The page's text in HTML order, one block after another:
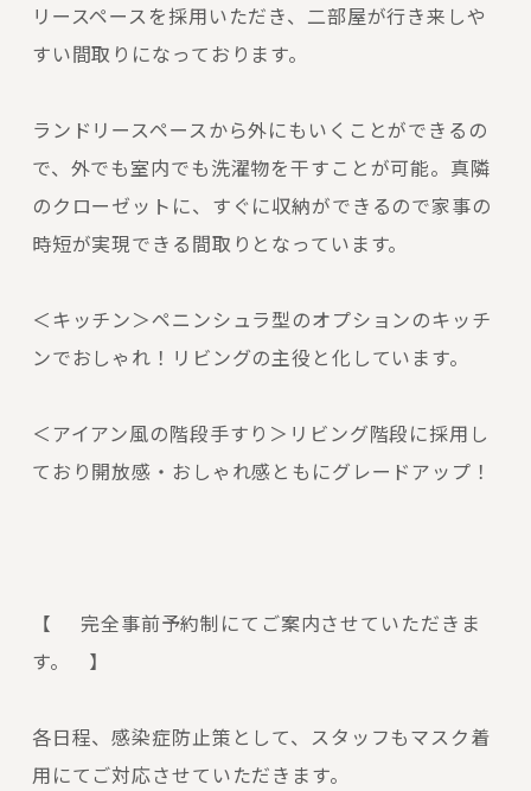
リースペースを採用いただき、二部屋が行き来しや
すい間取りになっております。
ランドリースペースから外にもいくことができるの
で、外でも室内でも洗濯物を干すことが可能。真隣
のクローゼットに、すぐに収納ができるので家事の
時短が実現できる間取りとなっています。
＜キッチン＞ペニンシュラ型のオプションのキッチ
ンでおしゃれ！リビングの主役と化しています。
＜アイアン風の階段手すり＞リビング階段に採用し
ており開放感・おしゃれ感ともにグレードアップ！
【 完全事前予約制にてご案内させていただきま
す。 】
各日程、感染症防止策として、スタッフもマスク着
用にてご対応させていただきます。